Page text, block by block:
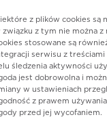
z plików cookies są
związku z tym nie można z
stosowane są
serwisu z
śledzenia aktywności
jest dobrowolna i
w ustawieniach
z prawem
przed jej wycofaniem.